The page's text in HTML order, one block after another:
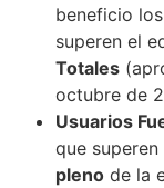
beneficio
superen el
Totales
octubre de
Usuarios
que
pleno de la